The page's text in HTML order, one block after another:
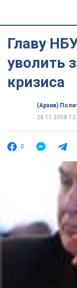
Главу
уволить
кризиса
(Архив)
28.11.2008
0